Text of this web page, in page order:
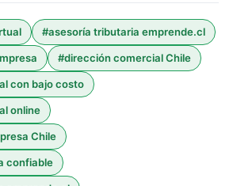
#asesoría tributaria emprende.cl
#dirección comercial Chile
con bajo costo
online
Chile
confiable